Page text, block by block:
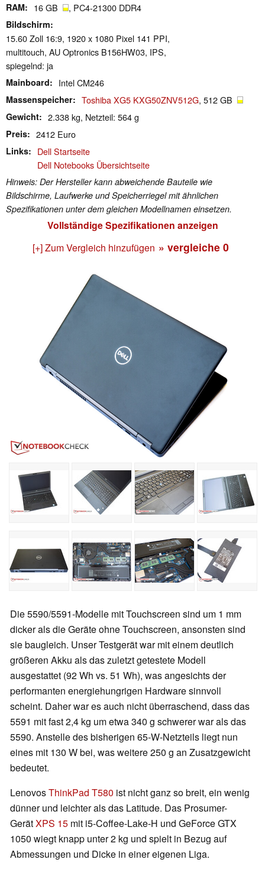
RAM 16 GB , PC4-21300 DDR4
Bildschirm
15.60 Zoll 16:9, 1920 x 1080 Pixel 141 PPI,
multitouch, AU Optronics B156HW03, IPS,
spiegelnd: ja
Mainboard Intel CM246
Massenspeicher Toshiba XG5 KXG50ZNV512G, 512 GB
Gewicht 2.338 kg, Netzteil: 564 g
Preis 2412 Euro
Links
Dell Startseite
Dell Notebooks Übersichtseite
Hinweis: Der Hersteller kann abweichende Bauteile wie
Bildschirme, Laufwerke und Speicherriegel mit ähnlichen
Spezifikationen unter dem gleichen Modellnamen einsetzen.
Vollständige Spezifikationen anzeigen
[+] Zum Vergleich hinzufügen » vergleiche 0
Die 5590/5591-Modelle mit Touchscreen sind um 1 mm
dicker als die Geräte ohne Touchscreen, ansonsten sind
sie baugleich. Unser Testgerät war mit einem deutlich
größeren Akku als das zuletzt getestete Modell
ausgestattet (92 Wh vs. 51 Wh), was angesichts der
performanten energiehungrigen Hardware sinnvoll
scheint. Daher war es auch nicht überraschend, dass das
5591 mit fast 2,4 kg um etwa 340 g schwerer war als das
5590. Anstelle des bisherigen 65-W-Netzteils liegt nun
eines mit 130 W bei, was weitere 250 g an Zusatzgewicht
bedeutet.
LenovosThinkPad T580 ist nicht ganz so breit, ein wenig
dünner und leichter als das Latitude. Das Prosumer-
GerätXPS 15 mit i5-Coffee-Lake-H und GeForce GTX
1050 wiegt knapp unter 2 kg und spielt in Bezug auf
Abmessungen und Dicke in einer eigenen Liga.